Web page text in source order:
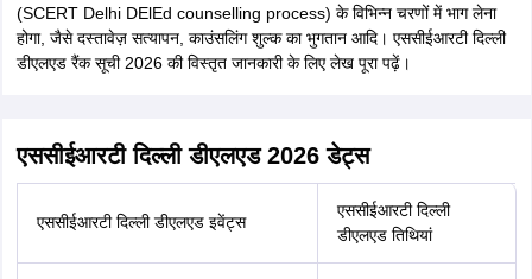
(SCERT Delhi DElEd counselling process) के विभिन्न चरणों में भाग लेना
होगा, जैसे दस्तावेज़ सत्यापन, काउंसलिंग शुल्क का भुगतान आदि। एससीईआरटी दिल्ली
डीएलएड रैंक सूची 2026 की विस्तृत जानकारी के लिए लेख पूरा पढ़ें।
एससीईआरटी दिल्ली डीएलएड 2026 डेट्स
एससीईआरटी दिल्ली डीएलएड इवेंट्स
एससीईआरटी दिल्ली
डीएलएड तिथियां